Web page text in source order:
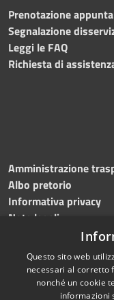
Prenotazione
Segnalazione
Leggi le FAQ
Richiesta di
Amministrazione
Albo pretorio
Informativa privacy
Note legali
Dichiarazione di
Questo sito web
necessari al corretto
nonché un cookie
informazioni